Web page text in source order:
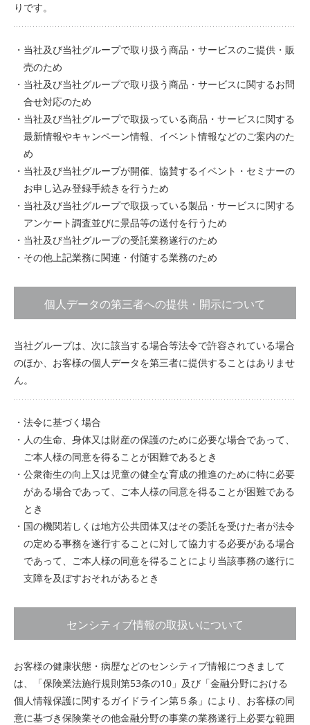
りです。
・当社及び当社グループで取り扱う商品・サービスのご提供・販
売のため
・当社及び当社グループで取り扱う商品・サービスに関するお問
合せ対応のため
・当社及び当社グループで取扱っている商品・サービスに関する
最新情報やキャンペーン情報、イベント情報などのご案内のた
め
・当社及び当社グループが開催、協賛するイベント・セミナーの
お申し込み登録手続きを行うため
・当社及び当社グループで取扱っている製品・サービスに関する
アンケート調査並びに景品等の送付を行うため
・当社及び当社グループの受託業務遂行のため
・その他上記業務に関連・付随する業務のため
個人データの第三者への提供・開示について
当社グループは、次に該当する場合等法令で許容されている場合
のほか、お客様の個人データを第三者に提供することはありませ
ん。
・法令に基づく場合
・人の生命、身体又は財産の保護のために必要な場合であって、
ご本人様の同意を得ることが困難であるとき
・公衆衛生の向上又は児童の健全な育成の推進のために特に必要
がある場合であって、ご本人様の同意を得ることが困難である
とき
・国の機関若しくは地方公共団体又はその委託を受けた者が法令
の定める事務を遂行することに対して協力する必要がある場合
であって、ご本人様の同意を得ることにより当該事務の遂行に
支障を及ぼすおそれがあるとき
センシティブ情報の取扱いについて
お客様の健康状態・病歴などのセンシティブ情報につきまして
は、「保険業法施行規則第53条の10」及び「金融分野における
個人情報保護に関するガイドライン第５条」により、お客様の同
意に基づき保険業その他金融分野の事業の業務遂行上必要な範囲